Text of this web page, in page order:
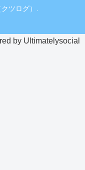
ツログ）.
by Ultimatelysocial